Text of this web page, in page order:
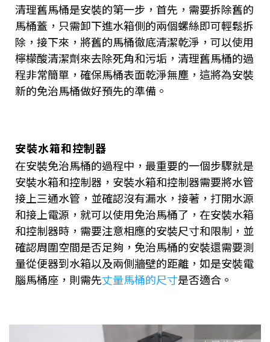
清理舊馬桶是安裝的第一步，首先，需要拆除舊的
馬桶蓋，只需卸下進水箱側的兩個螺絲即可輕鬆拆
除，接下來，將舊的馬桶徹底清潔乾淨，可以使用
檸檬酸清潔劑來去除死角和污垢，清理舊馬桶的過
程非常簡單，確保馬桶表面乾淨無塵，這將為安裝
新的免治馬桶做好預先的準備。
安裝水箱和控制器
在安裝免治馬桶的過程中，最重要的一個步驟就是
安裝水箱和控制器，安裝水箱和控制器需要將水管
接上三通水管，並確認沒有漏水，接著，打開水源
和接上電源，就可以使用免治馬桶了，在安裝水箱
和控制器時，需要注意相應的安裝尺寸和限制，並
確認周圍空間是否足夠，免治馬桶的安裝還需要測
量從便器到水箱以及兩側牆壁的距離，如是安裝電
腦馬桶座，則需先丈量馬桶的尺寸是否適合。